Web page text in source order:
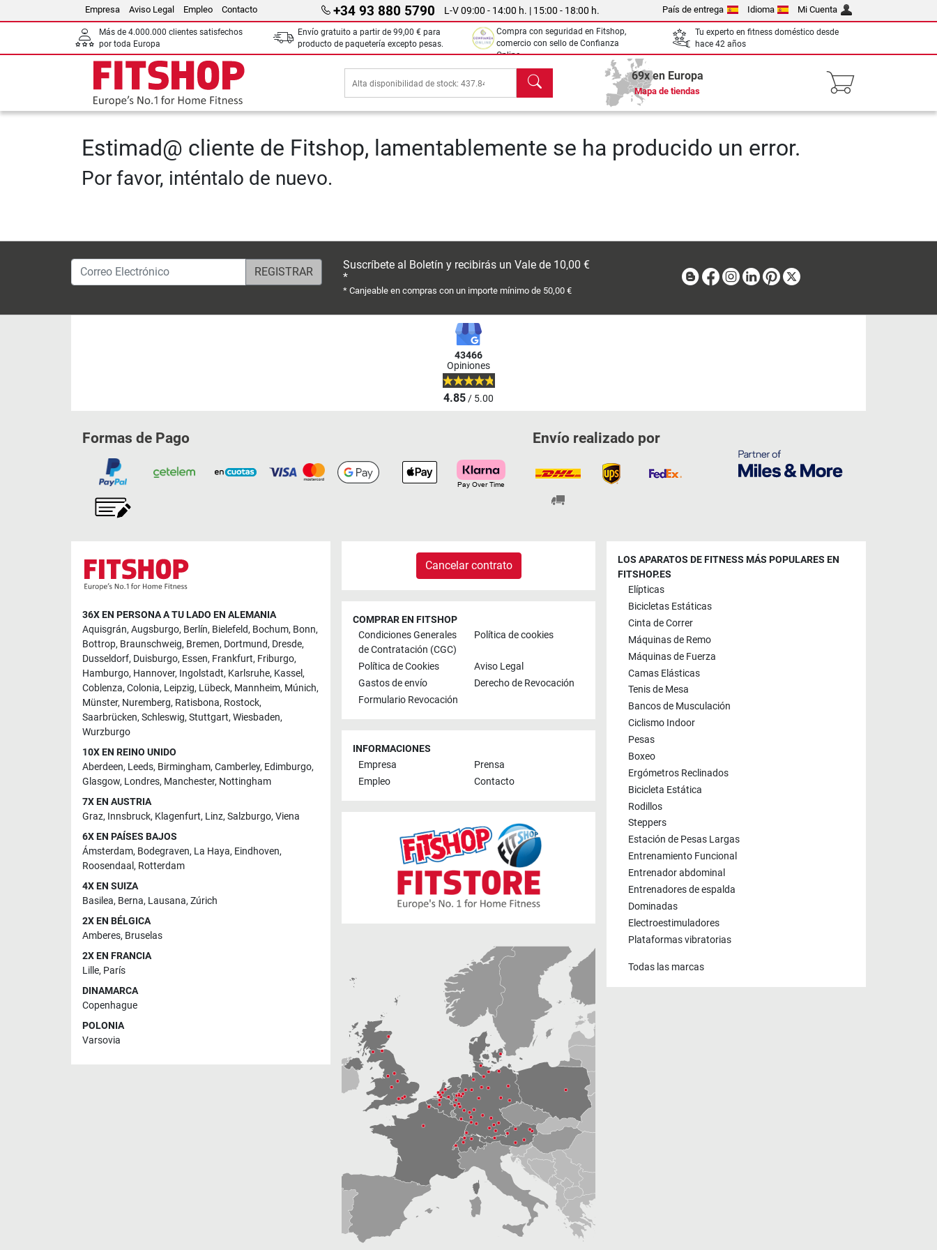
Empresa Aviso Legal Empleo Contacto +34 93 880 5790 L-V 09:00 - 14:00 h. | 15:00 - 18:00 h. País de entrega Idioma Mi Cuenta
Más de 4.000.000 clientes satisfechos
por toda Europa
Envío gratuito a partir de 99,00 € para
producto de paquetería excepto pesas.
Compra con seguridad en Fitshop,
comercio con sello de Confianza
Online.
Tu experto en fitness doméstico desde
hace 42 años
Buscar 69x en Europa
Mapa de tiendas
Estimad@ cliente de Fitshop, lamentablemente se ha producido un error.
Por favor, inténtalo de nuevo.
Correo Electrónico
Suscríbete al Boletín y recibirás un Vale de 10,00 €
*
* Canjeable en compras con un importe mínimo de 50,00 €
BlogFacebook
Instagram
LinkedinPinterest
43466
Opiniones
4.85/ 5.00
Formas de Pago Envío realizado por
36X EN PERSONA A TU LADO EN ALEMANIA
Aquisgrán, Augsburgo, Berlín, Bielefeld, Bochum, Bonn,
Bottrop, Braunschweig, Bremen, Dortmund, Dresde,
Dusseldorf, Duisburgo, Essen, Frankfurt, Friburgo,
Hamburgo, Hannover, Ingolstadt, Karlsruhe, Kassel,
Coblenza, Colonia, Leipzig, Lübeck, Mannheim, Múnich,
Münster, Nuremberg, Ratisbona, Rostock,
Saarbrücken, Schleswig, Stuttgart, Wiesbaden,
Wurzburgo
10X EN REINO UNIDO
Aberdeen, Leeds, Birmingham, Camberley, Edimburgo,
Glasgow, Londres, Manchester, Nottingham
7X EN AUSTRIA
Graz, Innsbruck, Klagenfurt, Linz, Salzburgo, Viena
6X EN PAÍSES BAJOS
Ámsterdam, Bodegraven, La Haya, Eindhoven,
Roosendaal , Rotterdam
4X EN SUIZA
Basilea, Berna, Lausana, Zúrich
2X EN BÉLGICA
Amberes, Bruselas
2X EN FRANCIA
Lille, París
DINAMARCA
Copenhague
POLONIA
Varsovia
Cancelar contrato
COMPRAR EN FITSHOP
Condiciones Generales
de Contratación (CGC)
Política de cookies
Política de Cookies
Aviso Legal
Gastos de envío
Derecho de Revocación
Formulario Revocación
INFORMACIONES
Empresa
Prensa
Empleo
Contacto
LOS APARATOS DE FITNESS MÁS POPULARES EN
FITSHOP.ES
Elípticas
Bicicletas Estáticas
Cinta de Correr
Máquinas de Remo
Máquinas de Fuerza
Camas Elásticas
Tenis de Mesa
Bancos de Musculación
Ciclismo Indoor
Pesas
Boxeo
Ergómetros Reclinados
Bicicleta Estática
Rodillos
Steppers
Estación de Pesas Largas
Entrenamiento Funcional
Entrenador abdominal
Entrenadores de espalda
Dominadas
Electroestimuladores
Plataformas vibratorias
Todas las marcas